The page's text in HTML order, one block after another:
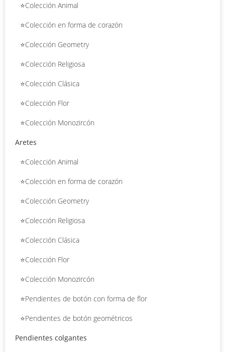
⭐Colección Animal
⭐Colección en forma de corazón
⭐Colección Geometry
⭐Colección Religiosa
⭐Colección Clásica
⭐Colección Flor
⭐Colección Monozircón
Aretes
⭐Colección Animal
⭐Colección en forma de corazón
⭐Colección Geometry
⭐Colección Religiosa
⭐Colección Clásica
⭐Colección Flor
⭐Colección Monozircón
⭐Pendientes de botón con forma de flor
⭐Pendientes de botón geométricos
Pendientes colgantes